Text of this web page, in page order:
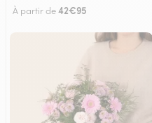
À partir de42€95